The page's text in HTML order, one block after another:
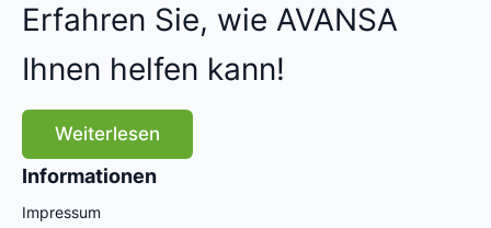
Erfahren Sie, wie AVANSA
Ihnen helfen kann!
Weiterlesen
Informationen
Impressum